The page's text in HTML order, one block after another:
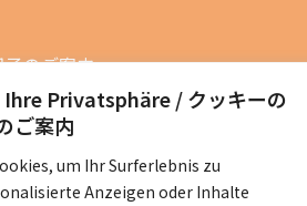
Privatsphäre / クッキーの
ご案内
um Ihr Surferlebnis zu
Anzeigen oder Inhalte
のご案内
１０周年記念